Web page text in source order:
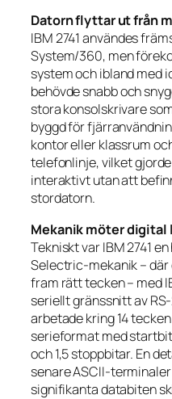
Datorn flyttar ut från
IBM 2741 användes
System/360, men
system och ibland med
behövde snabb och
stora konsolskrivare
byggd för
kontor eller klassrum
telefonlinje, vilket
interaktivt utan att
stordatorn.
Mekanik möter digital
Tekniskt var IBM 2741
Selectric-mekanik –
fram rätt tecken – med
seriellt gränssnitt av
arbetade kring 14
serieformat med
och 1,5 stoppbitar. En
senare ASCII-
signifikanta databiten